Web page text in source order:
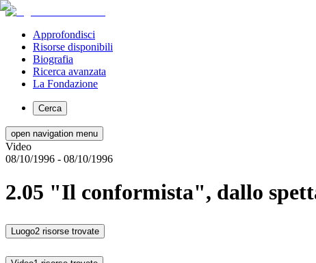
Approfondisci
Risorse disponibili
Biografia
Ricerca avanzata
La Fondazione
Cerca
open navigation menu
Video
08/10/1996 - 08/10/1996
2.05 "Il conformista", dallo
Luogo2 risorse trovate